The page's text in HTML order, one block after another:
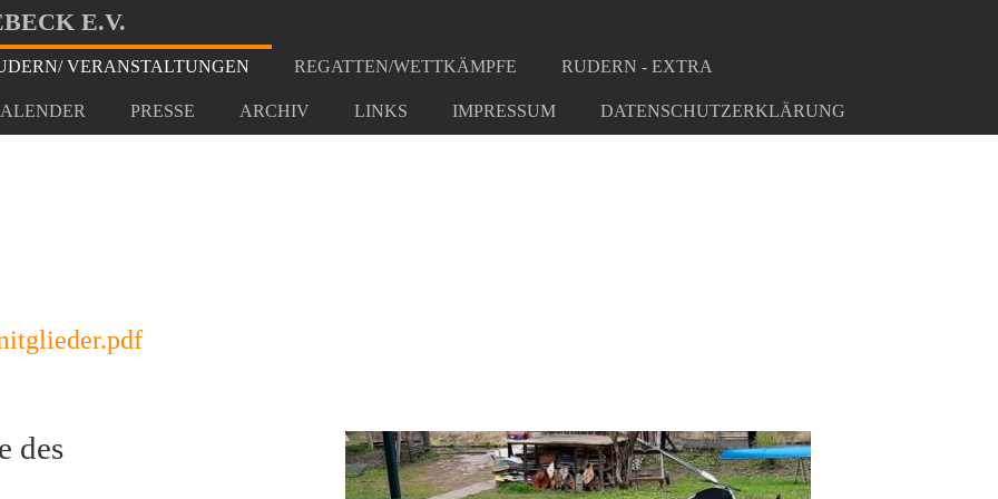
E.V.
VERANSTALTUNGEN REGATTEN/WETTKÄMPFE RUDERN - EXTRA
PRESSE ARCHIV LINKS IMPRESSUM DATENSCHUTZERKLÄRUNG
des